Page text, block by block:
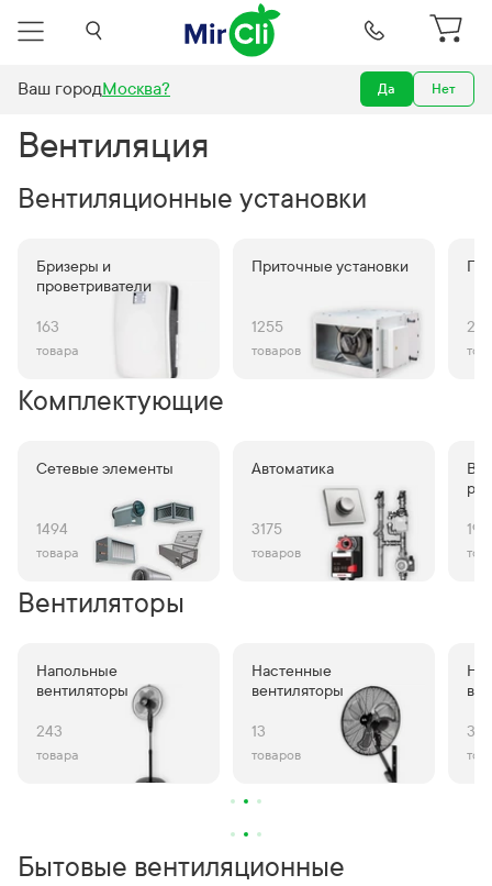
Ваш городМосква? Да Нет
Вентиляция
Вентиляция
Вентиляционные установки
Бризеры и
проветриватели
163
товара
Приточные установки
1255
товаров
Комплектующие
Сетевые элементы
1494
товара
Автоматика
3175
товаров
Вентиляторы
Напольные
вентиляторы
243
товара
Настенные
вентиляторы
13
товаров
38
Бытовые вентиляционные